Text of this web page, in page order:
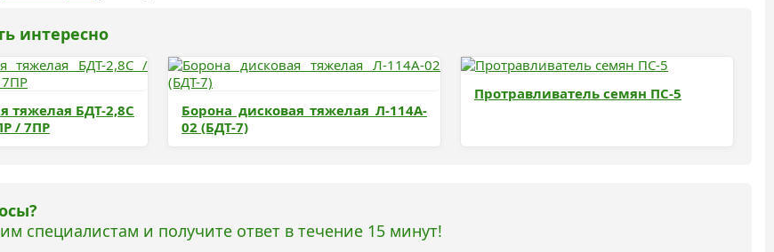
интересно
тяжелая БДТ-2,8С
/ 7ПР
Борона дисковая тяжелая Л-114A-
02 (БДТ-7)
Протравливатель семян ПС-5
специалистам и получите ответ в течение 15 минут!